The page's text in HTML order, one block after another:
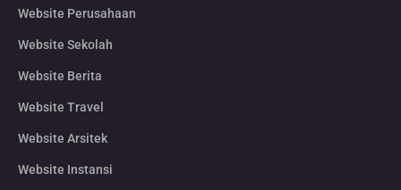
Website Perusahaan
Website Sekolah
Website Berita
Website Travel
Website Arsitek
Website Instansi